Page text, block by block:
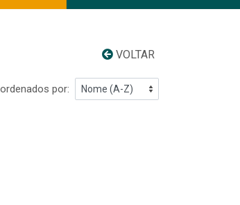
VOLTAR
por: